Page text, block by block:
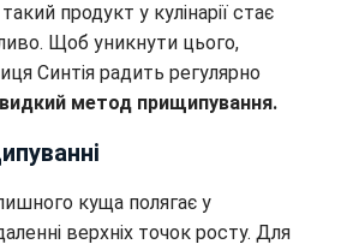
продукт у кулінарії стає
Щоб уникнути цього,
Синтія радить регулярно
метод прищипування.
куща полягає у
верхніх точок росту. Для